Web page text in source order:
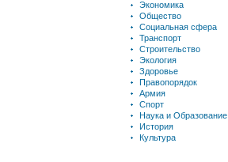
Экономика
Общество
Социальная сфера
Транспорт
Строительство
Экология
Здоровье
Правопорядок
Армия
Спорт
Наука и Образование
История
Культура